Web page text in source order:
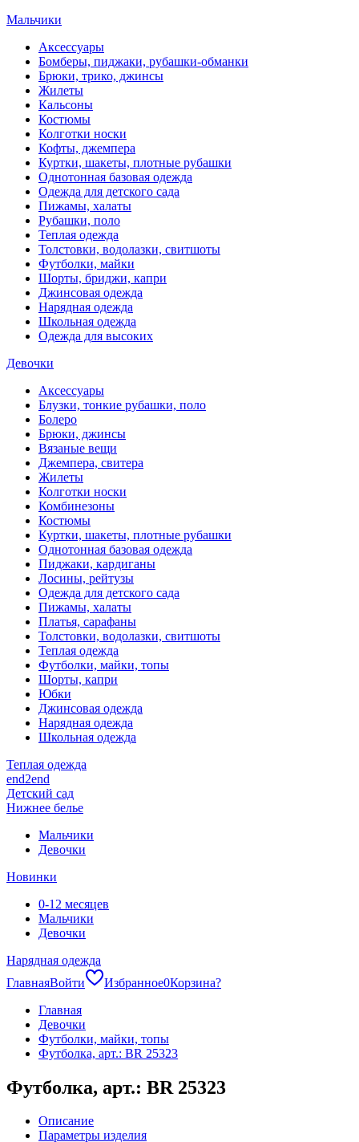
Мальчики
Аксессуары
Бомберы, пиджаки, рубашки-обманки
Брюки, трико, джинсы
Жилеты
Кальсоны
Костюмы
Колготки носки
Кофты, джемпера
Куртки, шакеты, плотные рубашки
Однотонная базовая одежда
Одежда для детского сада
Пижамы, халаты
Рубашки, поло
Теплая одежда
Толстовки, водолазки, свитшоты
Футболки, майки
Шорты, бриджи, капри
Джинсовая одежда
Нарядная одежда
Школьная одежда
Одежда для высоких
Девочки
Аксессуары
Блузки, тонкие рубашки, поло
Болеро
Брюки, джинсы
Вязаные вещи
Джемпера, свитера
Жилеты
Колготки носки
Комбинезоны
Костюмы
Куртки, шакеты, плотные рубашки
Однотонная базовая одежда
Пиджаки, кардиганы
Лосины, рейтузы
Одежда для детского сада
Пижамы, халаты
Платья, сарафаны
Толстовки, водолазки, свитшоты
Теплая одежда
Футболки, майки, топы
Шорты, капри
Юбки
Джинсовая одежда
Нарядная одежда
Школьная одежда
Теплая одежда
end2end
Детский сад
Нижнее белье
Мальчики
Девочки
Новинки
0-12 месяцев
Мальчики
Девочки
Нарядная одежда
ГлавнаяВойти Избранное0Корзина?
Главная
Девочки
Футболки, майки, топы
Футболка, арт.: BR 25323
Футболка, арт.: BR 25323
Описание
Параметры изделия